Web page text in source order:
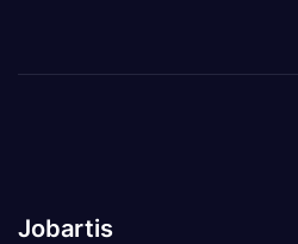
Jobartis